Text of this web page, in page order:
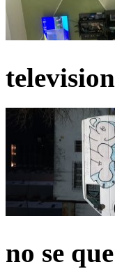
television
no se